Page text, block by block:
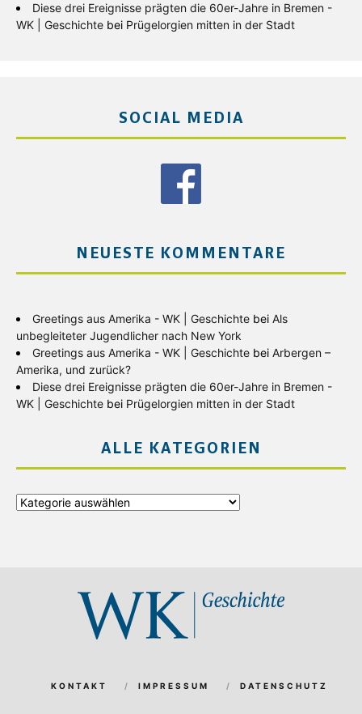
Diese drei Ereignisse prägten die 60er-Jahre in Bremen -
WK | Geschichte bei Prügelorgien mitten in der Stadt
SOCIAL MEDIA
NEUESTE KOMMENTARE
Greetings aus Amerika - WK | Geschichte bei Als
unbegleiteter Jugendlicher nach New York
Greetings aus Amerika - WK | Geschichte bei Arbergen –
Amerika, und zurück?
Diese drei Ereignisse prägten die 60er-Jahre in Bremen -
WK | Geschichte bei Prügelorgien mitten in der Stadt
ALLE KATEGORIEN
Alle
KONTAKT IMPRESSUM DATENSCHUTZ